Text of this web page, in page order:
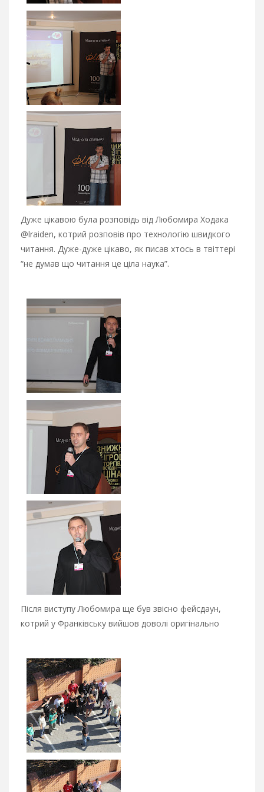
Дуже цікавою була розповідь від Любомира Ходака
@lraiden, котрий розповів про технологію швидкого
читання. Дуже-дуже цікаво, як писав хтось в твіттері
“не думав що читання це ціла наука”.
Після виступу Любомира ще був звісно фейсдаун,
котрий у Франківську вийшов доволі оригінально